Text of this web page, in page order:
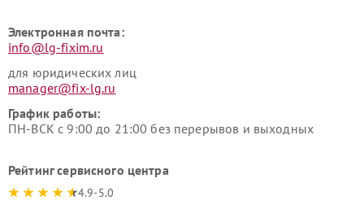
Электронная почта:
info@lg-fixim.ru
для юридических лиц
manager@fix-lg.ru
График работы:
ПН-ВСК с 9:00 до 21:00 без перерывов и выходных
Рейтинг сервисного центра
4.9-5.0